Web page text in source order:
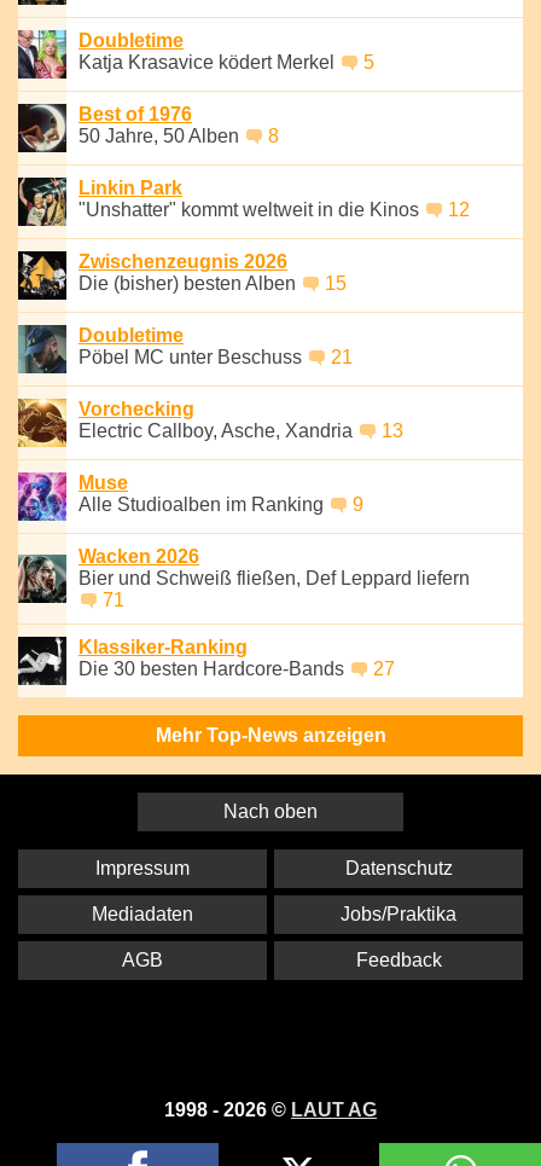
Doubletime
Katja Krasavice ködert Merkel
5
Best of 1976
50 Jahre, 50 Alben
8
Linkin Park
"Unshatter" kommt weltweit in die Kinos
12
Zwischenzeugnis 2026
Die (bisher) besten Alben
15
Doubletime
Pöbel MC unter Beschuss
21
Vorchecking
Electric Callboy, Asche, Xandria
13
Muse
Alle Studioalben im Ranking
9
Wacken 2026
Bier und Schweiß fließen, Def Leppard liefern
71
Klassiker-Ranking
Die 30 besten Hardcore-Bands
27
Mehr Top-News anzeigen
Nach oben
1998 - 2026 © LAUT AG
Impressum Datenschutz
Mediadaten Jobs/Praktika
AGB Feedback